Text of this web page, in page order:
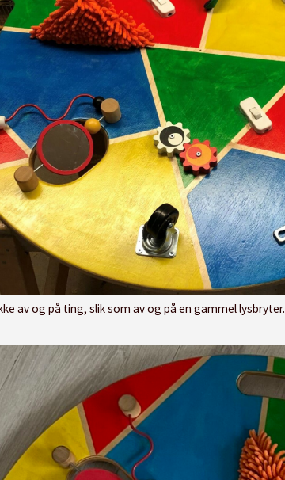
av og på ting, slik som av og på en gammel lysbryter.